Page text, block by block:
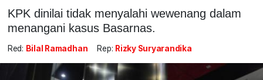
KPK dinilai tidak menyalahi wewenang dalam
menangani kasus Basarnas.
Red: Bilal Ramadhan Rep: Rizky Suryarandika